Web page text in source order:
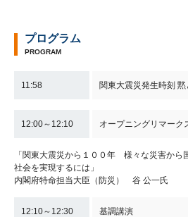
プログラム
PROGRAM
11:58 関東大震災発生時刻 黙
12:00～12:10 オープニングリマーク
「関東大震災から１００年 様々な災害から
社会を実現するには」
内閣府特命担当大臣（防災） 谷 公一氏
12:10～12:30 基調講演